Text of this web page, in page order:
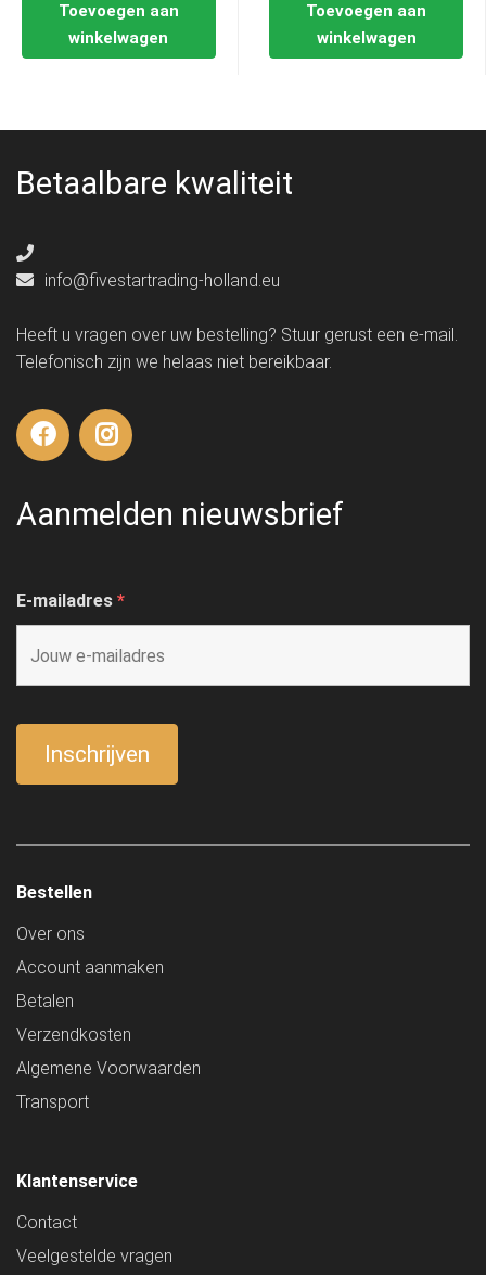
Toevoegen aan
winkelwagen
Toevoegen aan
winkelwagen
Betaalbare kwaliteit
info@fivestartrading-holland.eu
Heeft u vragen over uw bestelling? Stuur gerust een e-mail.
Telefonisch zijn we helaas niet bereikbaar.
Aanmelden nieuwsbrief
E-mailadres *
Bestellen
Over ons
Account aanmaken
Betalen
Verzendkosten
Algemene Voorwaarden
Transport
Klantenservice
Contact
Veelgestelde vragen